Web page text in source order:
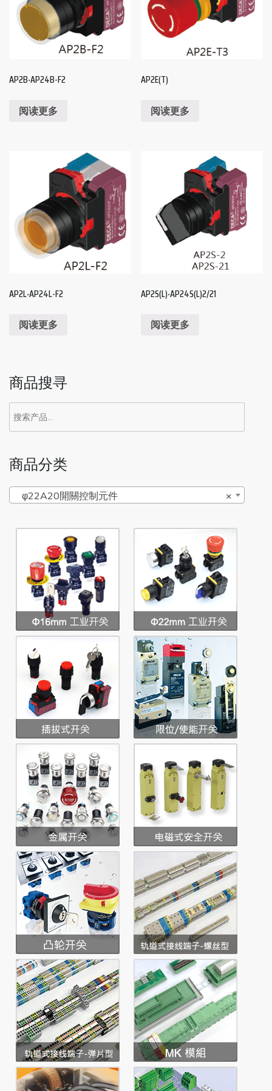
AP2B‧AP24B-F2
阅读更多
AP2E(T)
阅读更多
AP2L‧AP24L-F2
阅读更多
AP2S(L)‧AP24S(L)2/21
阅读更多
商品搜寻
商品分类
×
φ22A20開關控制元件